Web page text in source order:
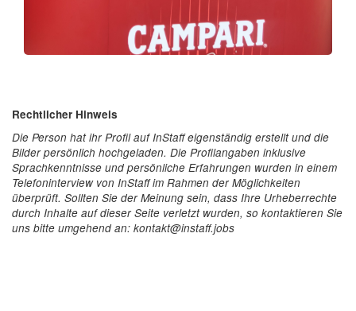
Rechtlicher Hinweis
Die Person hat ihr Profil auf InStaff eigenständig erstellt und die
Bilder persönlich hochgeladen. Die Profilangaben inklusive
Sprachkenntnisse und persönliche Erfahrungen wurden in einem
Telefoninterview von InStaff im Rahmen der Möglichkeiten
überprüft. Sollten Sie der Meinung sein, dass Ihre Urheberrechte
durch Inhalte auf dieser Seite verletzt wurden, so kontaktieren Sie
uns bitte umgehend an: kontakt@instaff.jobs